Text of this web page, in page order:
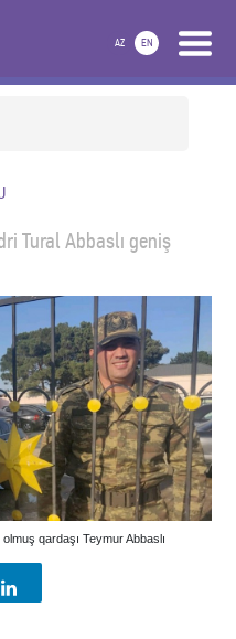
AZ EN
Tural Abbaslı geniş
qardaşı Teymur Abbaslı